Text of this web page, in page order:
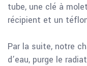
tube, une clé à
récipient et un
Par la suite, notre
d’eau, purge le